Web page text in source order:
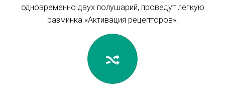
одновременно двух полушарий, проведут легкую
разминка «Активация рецепторов».